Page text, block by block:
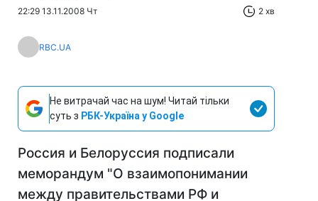
22:29 13.11.2008 Чт 2 хв
RBC.UA
Не витрачай час на шум! Читай тільки
суть з РБК-Україна у Google
Россия и Белоруссия подписали
меморандум "О взаимопонимании
между правительствами РФ и